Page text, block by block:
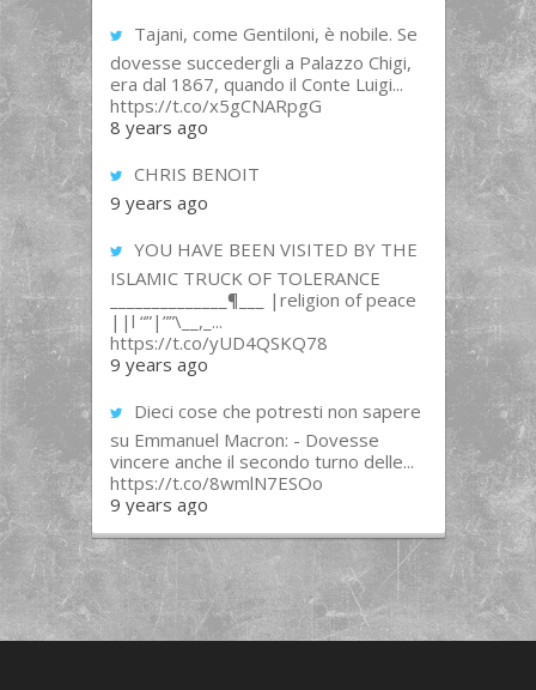
Tajani, come Gentiloni, è nobile. Se
dovesse succedergli a Palazzo Chigi,
era dal 1867, quando il Conte Luigi...
https://t.co/x5gCNARpgG
8 years ago
CHRIS BENOIT
9 years ago
YOU HAVE BEEN VISITED BY THE
ISLAMIC TRUCK OF TOLERANCE
______________¶___ |religion of peace
||l “”|””\__,_...
https://t.co/yUD4QSKQ78
9 years ago
Dieci cose che potresti non sapere
su Emmanuel Macron: - Dovesse
vincere anche il secondo turno delle...
https://t.co/8wmlN7ESOo
9 years ago